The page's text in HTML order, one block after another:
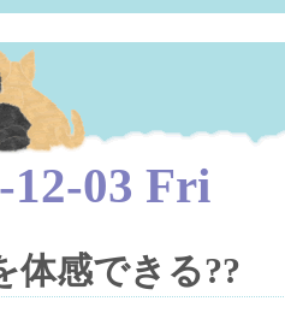
12-03 Fri
体感できる??